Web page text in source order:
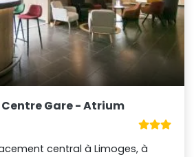
Gare - Atrium
central à Limoges, à